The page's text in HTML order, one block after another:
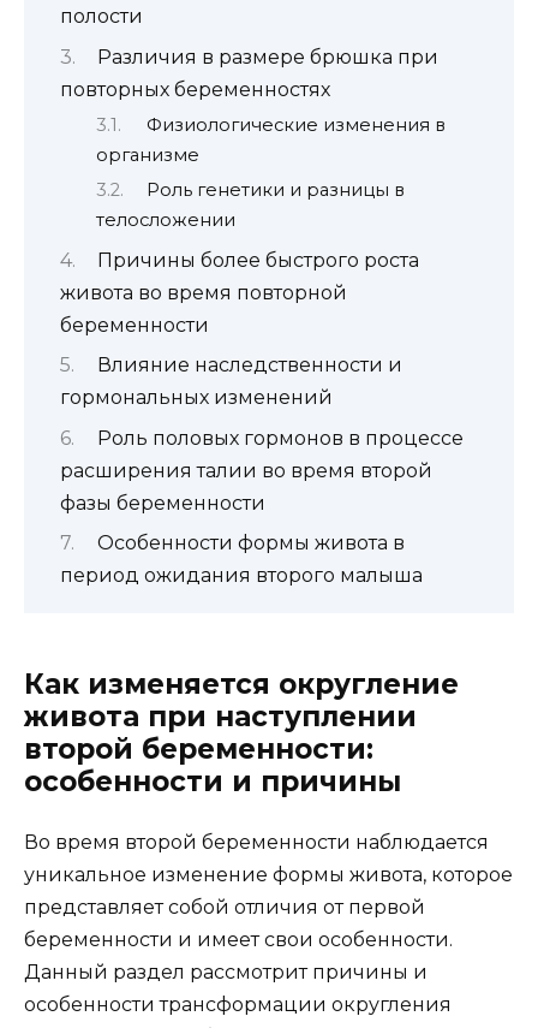
полости
Различия в размере брюшка при
повторных беременностях
Физиологические изменения в
организме
Роль генетики и разницы в
телосложении
Причины более быстрого роста
живота во время повторной
беременности
Влияние наследственности и
гормональных изменений
Роль половых гормонов в процессе
расширения талии во время второй
фазы беременности
Особенности формы живота в
период ожидания второго малыша
Как изменяется округление
живота при наступлении
второй беременности:
особенности и причины
Во время второй беременности наблюдается
уникальное изменение формы живота, которое
представляет собой отличия от первой
беременности и имеет свои особенности.
Данный раздел рассмотрит причины и
особенности трансформации округления